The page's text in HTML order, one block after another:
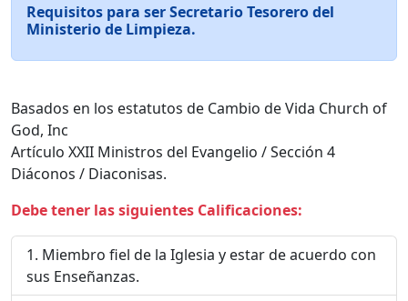
Requisitos para ser Secretario Tesorero del
Ministerio de Limpieza.
Basados en los estatutos de Cambio de Vida Church of
God, Inc
Artículo XXII Ministros del Evangelio / Sección 4
Diáconos / Diaconisas.
Debe tener las siguientes Calificaciones:
Miembro fiel de la Iglesia y estar de acuerdo con
sus Enseñanzas.